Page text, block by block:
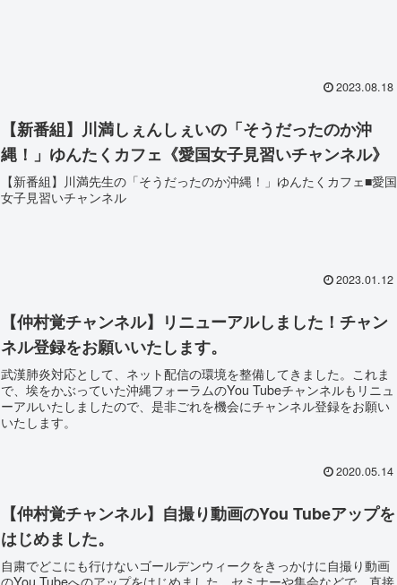
2023.08.18
【新番組】川満しぇんしぇいの「そうだったのか沖
縄！」ゆんたくカフェ《愛国女子見習いチャンネル》
【新番組】川満先生の「そうだったのか沖縄！」ゆんたくカフェ■愛国
女子見習いチャンネル
2023.01.12
【仲村覚チャンネル】リニューアルしました！チャン
ネル登録をお願いいたします。
武漢肺炎対応として、ネット配信の環境を整備してきました。これま
で、埃をかぶっていた沖縄フォーラムのYou Tubeチャンネルもリニュ
ーアルいたしましたので、是非ごれを機会にチャンネル登録をお願い
いたします。
2020.05.14
【仲村覚チャンネル】自撮り動画のYou Tubeアップを
はじめました。
自粛でどこにも行けないゴールデンウィークをきっかけに自撮り動画